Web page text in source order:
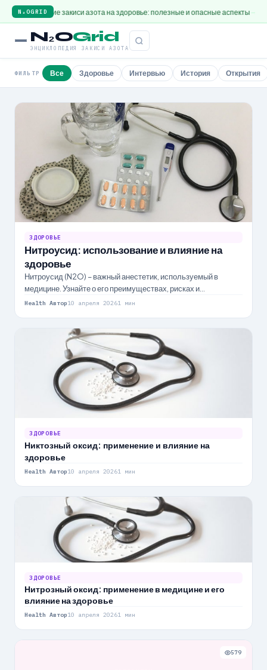
N₂OGRIDзакиси азота на здоровье: полезные и опасные аспекты Интервью
N₂OGrid
ЭНЦИКЛОПЕДИЯ ЗАКИСИ АЗОТА
ФИЛЬТР Все Здоровье Интервью История Открытия
ЗДОРОВЬЕ
Нитроусид: использование и влияние на
здоровье
Нитроусид (N2O) – важный анестетик, используемый в
медицине. Узнайте о его преимуществах, рисках и
долгосрочных последствиях для здоровья.
Health Автор10 апреля 20261 мин
ЗДОРОВЬЕ
Никтозный оксид: применение и влияние на
здоровье
Health Автор10 апреля 20261 мин
ЗДОРОВЬЕ
Нитрозный оксид: применение в медицине и его
влияние на здоровье
Health Автор10 апреля 20261 мин
579